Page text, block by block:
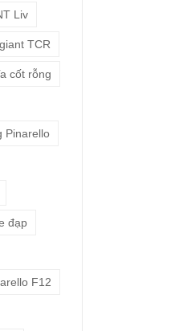
Liv
giant TCR
cốt rỗng
Pinarello
đạp
F12